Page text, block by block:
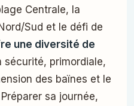
Centrale, la
Sud et le défi de
une diversité de
sécurité, primordiale,
des baïnes et le
sa journée,